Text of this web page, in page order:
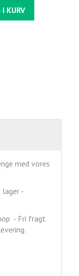
KURV
med vores
lager -
- Fri fragt